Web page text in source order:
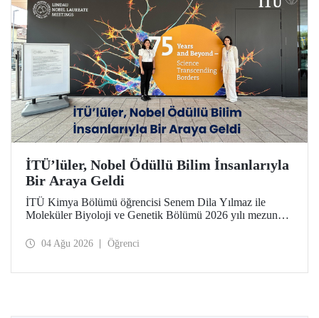
İTÜ’lüler, Nobel Ödüllü Bilim İnsanlarıyla
Bir Araya Geldi
İTÜ Kimya Bölümü öğrencisi Senem Dila Yılmaz ile
Moleküler Biyoloji ve Genetik Bölümü 2026 yılı mezunu
Etkinliklere Katılım Desteği kapsamında 75’inci Lindau
04 Ağu 2026 Öğrenci